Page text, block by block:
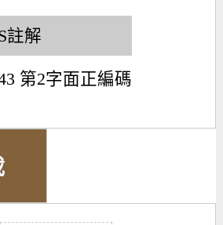
註解
第2字面正編碼